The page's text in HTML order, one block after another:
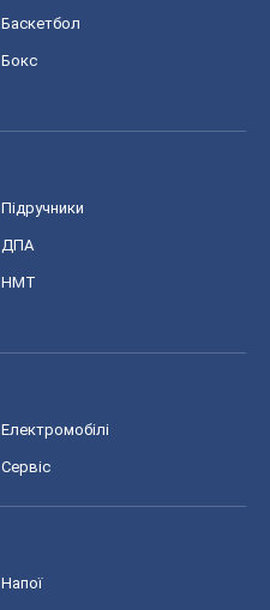
Баскетбол
Бокс
Підручники
ДПА
НМТ
Електромобілі
Сервіс
Напої